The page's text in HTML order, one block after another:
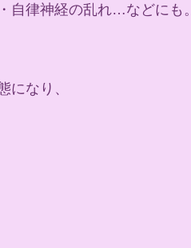
自律神経の乱れ…などにも。
になり、